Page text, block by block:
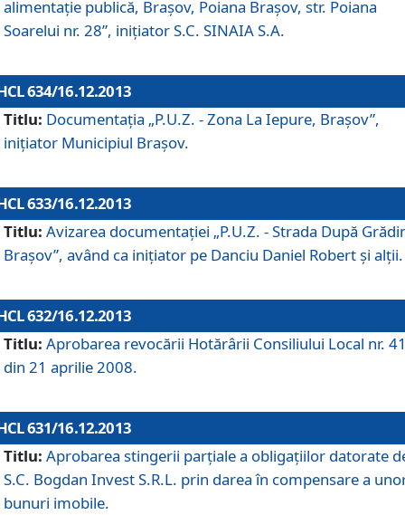
alimentaţie publică, Braşov, Poiana Braşov, str. Poiana
Soarelui nr. 28”, iniţiator S.C. SINAIA S.A.
634/16.12.2013
Titlu: Documentaţia „P.U.Z. - Zona La Iepure, Braşov”,
iniţiator Municipiul Braşov.
633/16.12.2013
Titlu: Avizarea documentaţiei „P.U.Z. - Strada După
Braşov”, având ca iniţiator pe Danciu Daniel Robert şi alţii.
632/16.12.2013
Titlu: Aprobarea revocării Hotărârii Consiliului Local nr.
din 21 aprilie 2008.
631/16.12.2013
Titlu: Aprobarea stingerii parţiale a obligaţiilor datorate
S.C. Bogdan Invest S.R.L. prin darea în compensare a
bunuri imobile.